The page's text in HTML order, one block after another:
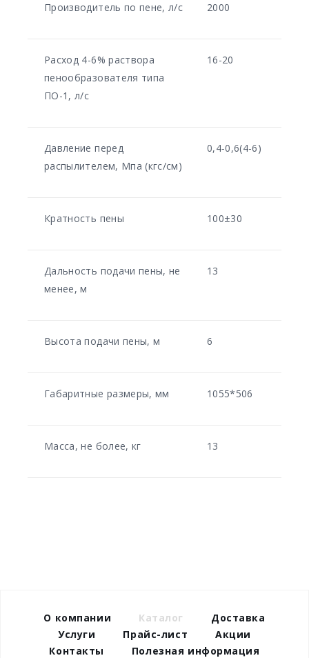
Производитель по пене, л/с 2000
Расход 4-6% раствора
пенообразователя типа
ПО-1, л/с
16-20
Давление перед
распылителем, Мпа (кгс/см)
0,4-0,6(4-6)
Кратность пены 100±30
Дальность подачи пены, не
менее, м
13
Высота подачи пены, м 6
Габаритные размеры, мм 1055*506
Масса, не более, кг 13
О компании Каталог
Доставка
Услуги
Прайс-лист
Акции
Контакты
Полезная информация